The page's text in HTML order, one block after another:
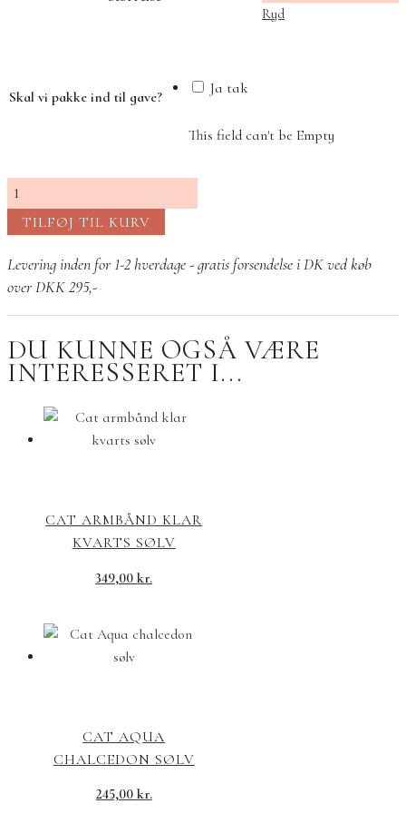
Ryd
Skal vi pakke ind til gave? Ja tak
This field can't be Empty
Columbine
hoops
grøn
onyx
TILFØJ TIL KURV
Levering inden for 1-2 hverdage - gratis forsendelse i DK ved køb
over DKK 295,-
DU KUNNE OGSÅ VÆRE
INTERESSERET I...
CAT ARMBÅND KLAR
KVARTS SØLV
349,00kr.
CAT AQUA
CHALCEDON SØLV
245,00 kr.